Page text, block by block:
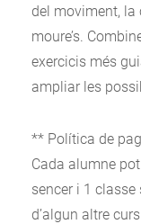
del moviment, la
moure’s.
exercicis més
ampliar les
** Política de
Cada alumne
sencer i 1
d’algun altre